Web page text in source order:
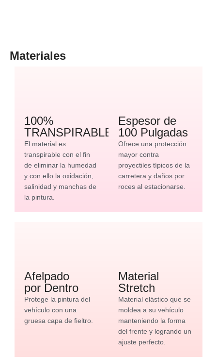
Materiales
100%
TRANSPIRABLE
El material es
transpirable con el fin
de eliminar la humedad
y con ello la oxidación,
salinidad y manchas de
la pintura.
Espesor de
100 Pulgadas
Ofrece una protección
mayor contra
proyectiles típicos de la
carretera y daños por
roces al estacionarse.
Afelpado
por Dentro
Protege la pintura del
vehículo con una
gruesa capa de fieltro.
Material
Stretch
Material elástico que se
moldea a su vehículo
manteniendo la forma
del frente y logrando un
ajuste perfecto.